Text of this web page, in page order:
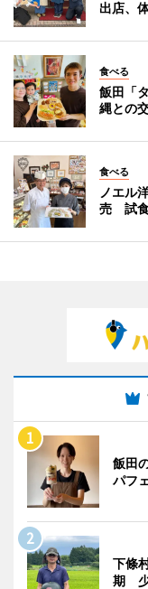
出店、
食べる
飯田「
縄との
食べる
ノエル
売 試食
飯田
パフ
下條
期 少